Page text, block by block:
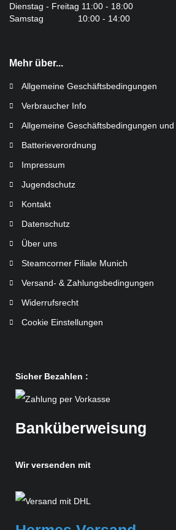
Dienstag - Freitag 11:00 - 18:00
Samstag 10:00 - 14:00
Mehr über...
Allgemeine Geschäftsbedingungen
Verbraucher Info
Allgemeine Geschäftsbedingungen
Batterieverordnung
Impressum
Jugendschutz
Kontakt
Datenschutz
Über uns
Steamcorner Filiale Munich
Versand- & Zahlungsbedingungen
Widerrufsrecht
Cookie Einstellungen
Sicher Bezahlen :
Banküberweisung
Wir versenden mit